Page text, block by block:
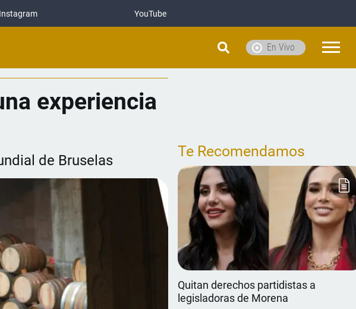
Instagram YouTube
En Vivo
experiencia
de Bruselas
Te Recomendamos
Quitan derechos partidistas a
legisladoras de Morena